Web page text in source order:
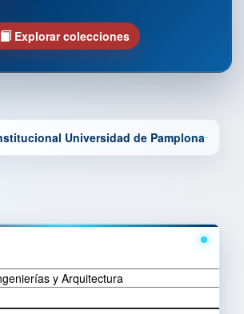
Explorar colecciones
Universidad de Pamplona